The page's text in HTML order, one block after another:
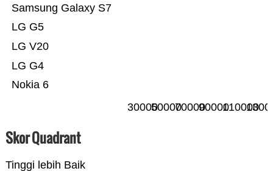
Nokia 6
LG G4
LG V20
LG G5
Samsung Galaxy S7
30000500007000090000110000
Skor Quadrant
Tinggi lebih Baik